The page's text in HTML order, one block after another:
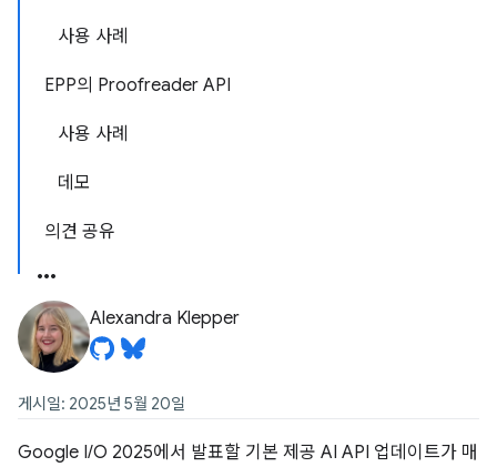
사용 사례
EPP의 Proofreader API
사용 사례
데모
의견 공유
Alexandra Klepper
게시일: 2025년 5월 20일
Google I/O 2025에서 발표할 기본 제공 AI API 업데이트가 매